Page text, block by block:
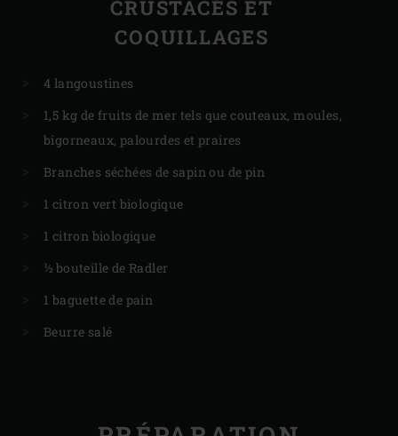
CRUSTACÉS ET
COQUILLAGES
4 langoustines
1,5 kg de fruits de mer tels que couteaux, moules,
bigorneaux, palourdes et praires
Branches séchées de sapin ou de pin
1 citron vert biologique
1 citron biologique
½ bouteille de Radler
1 baguette de pain
Beurre salé